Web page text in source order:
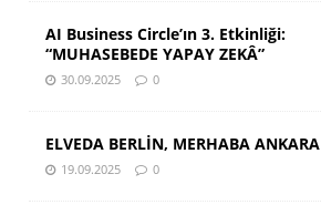
AI Business Circle’ın 3. Etkinliği:
“MUHASEBEDE YAPAY ZEKÂ”
30.09.2025 0
ELVEDA BERLİN, MERHABA ANKARA
19.09.2025 0